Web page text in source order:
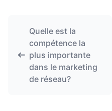
Quelle est la
compétence la
plus importante
dans le marketing
de réseau?